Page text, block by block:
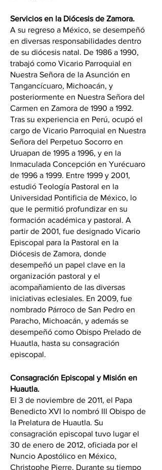
Servicios en la Diócesis de Zamora.
A su regreso a México, se desempeñó
en diversas responsabilidades dentro
de su diócesis natal. De 1986 a 1990,
trabajó como Vicario Parroquial en
Nuestra Señora de la Asunción en
Tangancícuaro, Michoacán, y
posteriormente en Nuestra Señora del
Carmen en Zamora de 1990 a 1992.
Tras su experiencia en Perú, ocupó el
cargo de Vicario Parroquial en Nuestra
Señora del Perpetuo Socorro en
Uruapan de 1995 a 1996, y en la
Inmaculada Concepción en Yurécuaro
de 1996 a 1999. Entre 1999 y 2001,
estudió Teología Pastoral en la
Universidad Pontificia de México, lo
que le permitió profundizar en su
formación académica y pastoral. A
partir de 2001, fue designado Vicario
Episcopal para la Pastoral en la
Diócesis de Zamora, donde
desempeñó un papel clave en la
organización pastoral y el
acompañamiento de las diversas
iniciativas eclesiales. En 2009, fue
nombrado Párroco de San Pedro en
Paracho, Michoacán, y además se
desempeñó como Obispo Prelado de
Huautla, hasta su consagración
episcopal.
Consagración Episcopal y Misión en
Huautla.
El 3 de noviembre de 2011, el Papa
Benedicto XVI lo nombró III Obispo de
la Prelatura de Huautla. Su
consagración episcopal tuvo lugar el
30 de enero de 2012, oficiada por el
Nuncio Apostólico en México,
Christophe Pierre. Durante su tiempo